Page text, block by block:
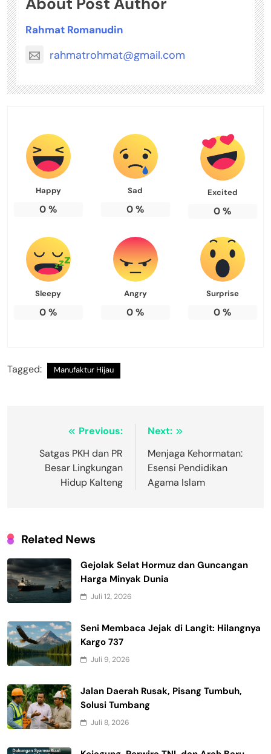
Rahmat Romanudin
rahmatrohmat@gmail.com
Happy
0%
Sad
0%
Excited
0%
Sleepy
0%
Angry
0%
Surprise
0%
Tagged: Manufaktur Hijau
Navigasi
pos
Previous:
Satgas PKH dan PR
Besar Lingkungan
Hidup Kalteng
Next:
Menjaga Kehormatan:
Esensi Pendidikan
Agama Islam
Related News
Gejolak Selat Hormuz dan Guncangan
Harga Minyak Dunia
Juli 12, 2026
Seni Membaca Jejak di Langit: Hilangnya
Kargo 737
Juli 9, 2026
Jalan Daerah Rusak, Pisang Tumbuh,
Solusi Tumbang
Juli 8, 2026